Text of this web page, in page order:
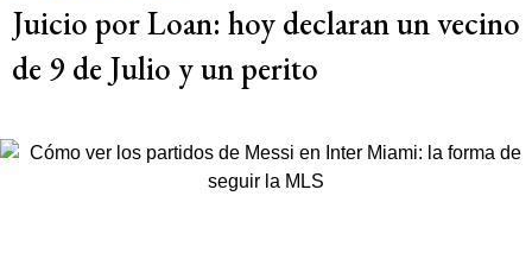
Juicio por Loan: hoy declaran un vecino
de 9 de Julio y un perito